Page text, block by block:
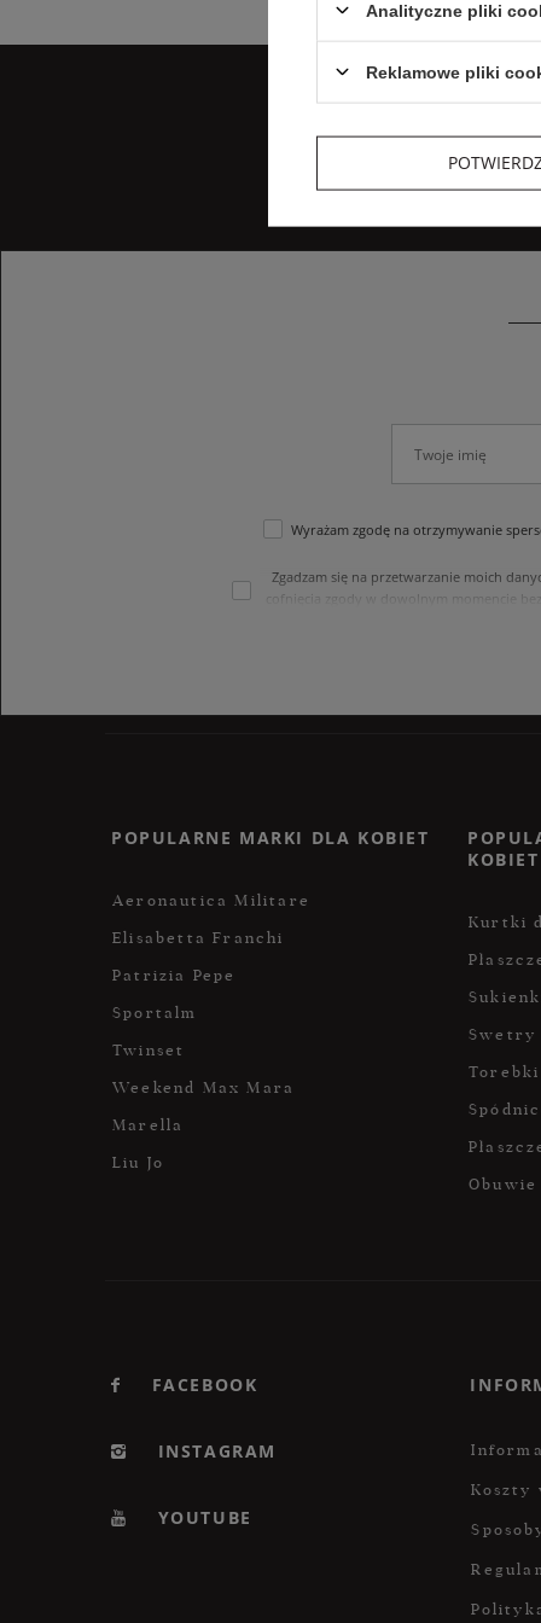
Wyrażam zgodę na otrzymywanie
Zgadzam się na przetwarzanie moich
cofnięcia zgody w dowolnym momencie
treści swoich danych i ich
POPULARNE MARKI DLA KOBIET
Aeronautica Militare
Elisabetta Franchi
Patrizia Pepe
Sportalm
Twinset
Weekend Max Mara
Marella
Liu Jo
KOBIET
Kurtki
Swetry
Torebki
Obuwie
FACEBOOK
INSTAGRAM
YOUTUBE
Koszty
Analityczne pliki
Reklamowe pliki